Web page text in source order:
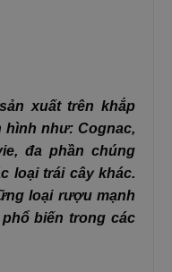
xuất trên khắp
hình như: Cognac,
đa phần chúng
loại trái cây khác.
loại rượu mạnh
biến trong các